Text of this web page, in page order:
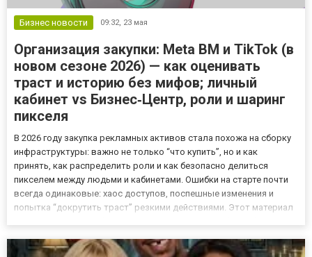
Бизнес новости 09:32, 23 мая
Организация закупки: Meta BM и TikTok (в
новом сезоне 2026) — как оценивать
траст и историю без мифов; личный
кабинет vs Бизнес‑Центр, роли и шаринг
пикселя
В 2026 году закупка рекламных активов стала похожа на сборку
инфраструктуры: важно не только “что купить”, но и как
принять, как распределить роли и как безопасно делиться
пикселем между людьми и кабинетами. Ошибки на старте почти
всегда одинаковые: хаос доступов, поспешные изменения и
попытка “докрутить траст” резкими действиями. Этот материал